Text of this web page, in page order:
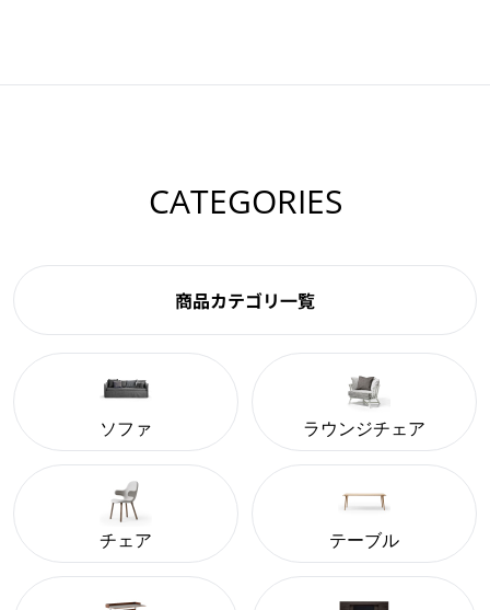
CATEGORIES
商品カテゴリ一覧
ソファ ラウンジチェア
チェア テーブル